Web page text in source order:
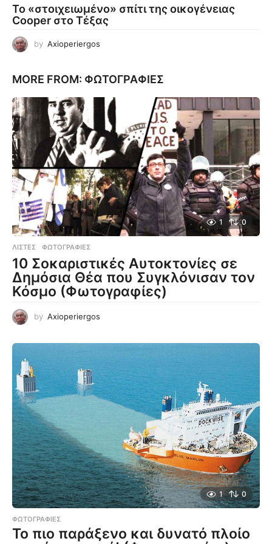
Το «στοιχειωμένο» σπίτι της οικογένειας
Cooper στο Τέξας
by Axioperiergos
MORE FROM: ΦΩΤΟΓΡΑΦΊΕΣ
1 0
ΛΊΣΤΕΣ ,ΦΩΤΟΓΡΑΦΊΕΣ
10 Σοκαριστικές Αυτοκτονίες σε
Δημόσια Θέα που Συγκλόνισαν τον
Κόσμο (Φωτογραφίες)
by Axioperiergos
1 0
ΦΩΤΟΓΡΑΦΊΕΣ
Το πιο παράξενο και δυνατό πλοίο